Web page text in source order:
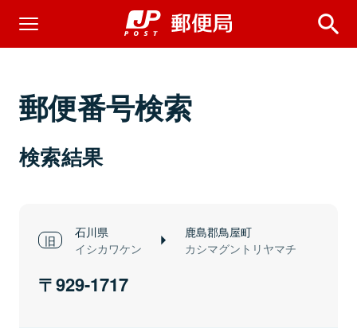
郵便番号検索
検索結果
石川県
イシカワケン
鹿島郡鳥屋町
カシマグントリヤマチ
929-1717